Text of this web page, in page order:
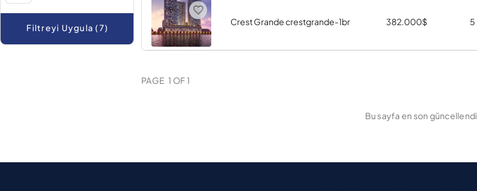
Filtreyi Uygula (7)
Crest Grande crestgrande-1br 382.000$ 5
PAGE 1 OF1
Bu sayfa en son güncellendi